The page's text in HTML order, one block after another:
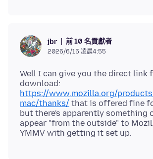
jbr 前 10 名貢獻者
2026/6/15 凌晨4:55
Well I can give you the direct link
download:
https://www.mozilla.org/
mac/thanks/ that is offered fine
but there's apparently something
appear "from the outside" to